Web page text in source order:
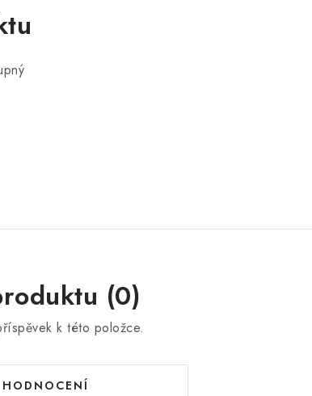
(0)
k této položce.